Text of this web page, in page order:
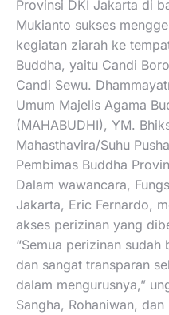
Provinsi DKI Jakarta di
Mukianto sukses
kegiatan ziarah ke
Buddha, yaitu Candi
Candi Sewu.
Umum Majelis Agama
(MAHABUDHI), YM.
Mahasthavira/Suhu
Pembimas Buddha
Dalam wawancara,
Jakarta, Eric Fernardo,
akses perizinan yang
“Semua perizinan
dan sangat transparan
dalam mengurusnya,”
Sangha, Rohaniwan,